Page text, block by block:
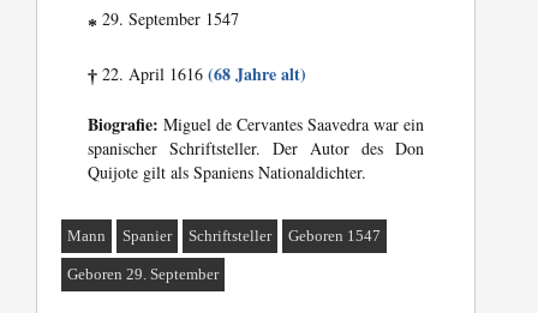
* 29. September 1547
† 22. April 1616(68 Jahre alt)
Biografie: Miguel de Cervantes Saavedra war ein
spanischer Schriftsteller. Der Autor des Don
Quijote gilt als Spaniens Nationaldichter.
Mann Spanier Schriftsteller Geboren 1547
Geboren 29. September